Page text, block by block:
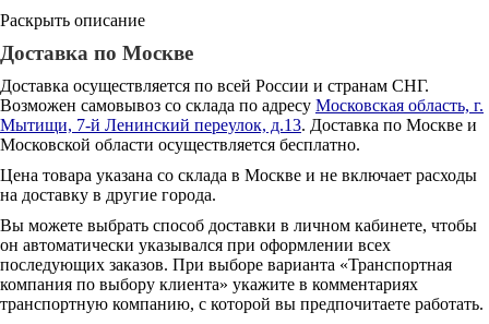
Раскрыть описание
Доставка по Москве
Доставка осуществляется по всей России и странам СНГ.
Возможен самовывоз со склада по адресу Московская область, г.
Мытищи, 7-й Ленинский переулок, д.13. Доставка по Москве и
Московской области осуществляется бесплатно.
Цена товара указана со склада в Москве и не включает расходы
на доставку в другие города.
Вы можете выбрать способ доставки в личном кабинете, чтобы
он автоматически указывался при оформлении всех
последующих заказов. При выборе варианта «Транспортная
компания по выбору клиента» укажите в комментариях
транспортную компанию, с которой вы предпочитаете работать.